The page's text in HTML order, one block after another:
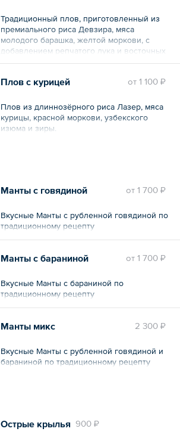
Традиционный плов, приготовленный из
премиального риса Девзира, мяса
молодого барашка, желтой моркови, с
добавлением репчатого лука и восточных
специй.
oт 1 100 ₽
Плов с курицей
Плов из длиннозёрного риса Лазер, мяса
курицы, красной моркови, узбекского
изюма и зиры.
oт 1 700 ₽
Манты с говядиной
Вкусные Манты с рубленной говядиной по
традиционному рецепту
oт 1 700 ₽
Манты с бараниной
Вкусные Манты с бараниной по
традиционному рецепту
2 300 ₽
Манты микс
Вкусные Манты с рубленной говядиной и
бараниной по традиционному рецепту
900 ₽
Острые крылья